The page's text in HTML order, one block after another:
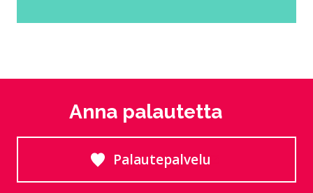
Anna palautetta
Palautepalvelu
Siirtyy ulkoiselle